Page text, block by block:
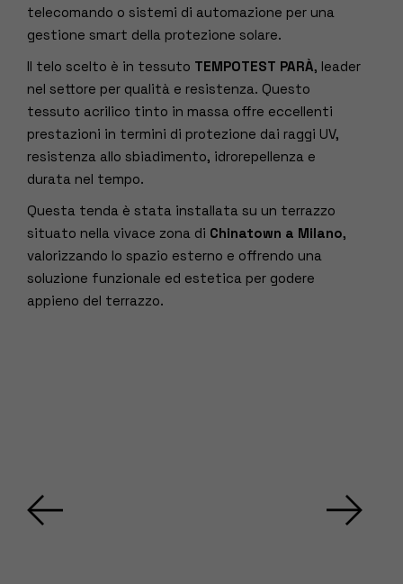
telecomando o sistemi di automazione per una
gestione smart della protezione solare.
Il telo scelto è in tessuto TEMPOTEST PARÀ, leader
nel settore per qualità e resistenza. Questo
tessuto acrilico tinto in massa offre eccellenti
prestazioni in termini di protezione dai raggi UV,
resistenza allo sbiadimento, idrorepellenza e
durata nel tempo.
Questa tenda è stata installata su un terrazzo
situato nella vivace zona di Chinatown a Milano,
valorizzando lo spazio esterno e offrendo una
soluzione funzionale ed estetica per godere
appieno del terrazzo.